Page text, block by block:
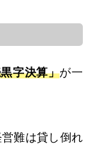
字決算」が一
難は貸し倒れ